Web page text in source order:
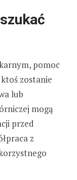
pomoc
zostanie
lub
mogą
przed
z